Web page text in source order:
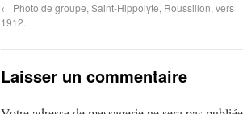
← Photo de groupe, Saint-Hippolyte, Roussillon, vers
1912.
Laisser un commentaire